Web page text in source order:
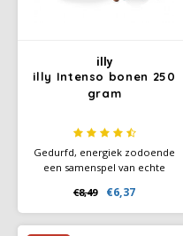
illy
illy Intenso bonen 250
gram
Gedurfd, energiek zodoende
een samenspel van echte
richting cacao-aroma, dat
mooi combineert met de
tonen van geroosterd brood
€8,49 €6,37